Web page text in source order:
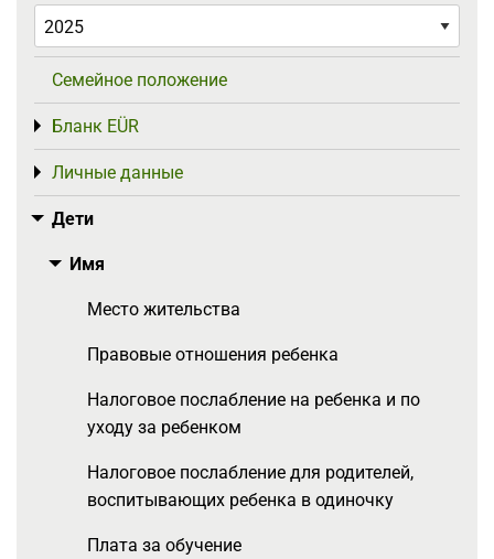
Семейное положение
Бланк EÜR
Toggle menu
Личные данные
Toggle menu
Дети
Toggle menu
Имя
Toggle menu
Место жительства
Правовые отношения ребенка
Налоговое послабление на ребенка и по
уходу за ребенком
Налоговое послабление для родителей,
воспитывающих ребенка в одиночку
Плата за обучение